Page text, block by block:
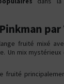
par
fruité mixé
Un mix
fruité